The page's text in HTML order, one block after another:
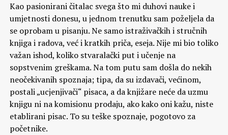
Kao pasionirani čitalac svega što mi duhovi nauke i
umjetnosti donesu, u jednom trenutku sam poželjela da
se oprobam u pisanju. Ne samo istraživačkih i stručnih
knjiga i radova, već i kratkih priča, eseja. Nije mi bio toliko
važan ishod, koliko stvaralački put i učenje na
sopstvenim greškama. Na tom putu sam došla do nekih
neočekivanih spoznaja; tipa, da su izdavači, većinom,
postali „ucjenjivači“ pisaca, a da knjižare neće da uzmu
knjigu ni na komisionu prodaju, ako kako oni kažu, niste
etablirani pisac. To su teške spoznaje, pogotovo za
početnike.